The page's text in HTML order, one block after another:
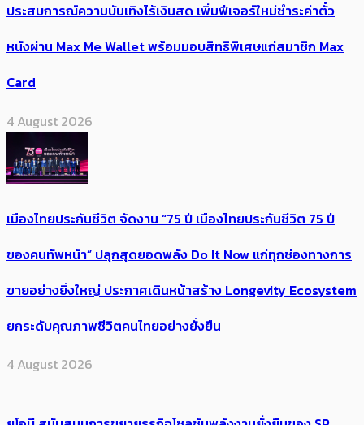
ประสบการณ์ความบันเทิงไร้เงินสด เพิ่มฟีเจอร์ใหม่ชำระค่าตั๋ว
หนังผ่าน Max Me Wallet พร้อมมอบสิทธิพิเศษแก่สมาชิก Max
Card
4 August 2026
เมืองไทยประกันชีวิต จัดงาน “75 ปี เมืองไทยประกันชีวิต 75 ปี
ของคนทัพหน้า” ปลุกสุดยอดพลัง Do It Now แก่ทุกช่องทางการ
ขายอย่างยิ่งใหญ่ ประกาศเดินหน้าสร้าง Longevity Ecosystem
ยกระดับคุณภาพชีวิตคนไทยอย่างยั่งยืน
4 August 2026